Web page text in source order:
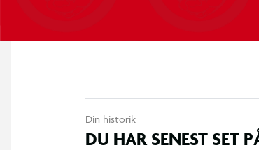
Din historik
DU HAR SENEST SET